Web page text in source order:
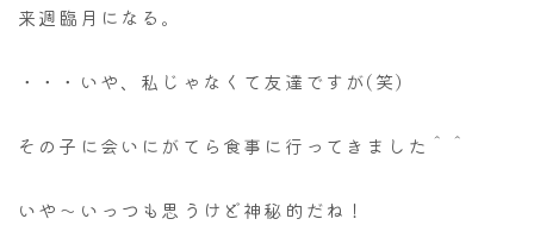
来週臨月になる。
・・・いや、私じゃなくて友達ですが(笑)
その子に会いにがてら食事に行ってきました＾＾
いや～いっつも思うけど神秘的だね！